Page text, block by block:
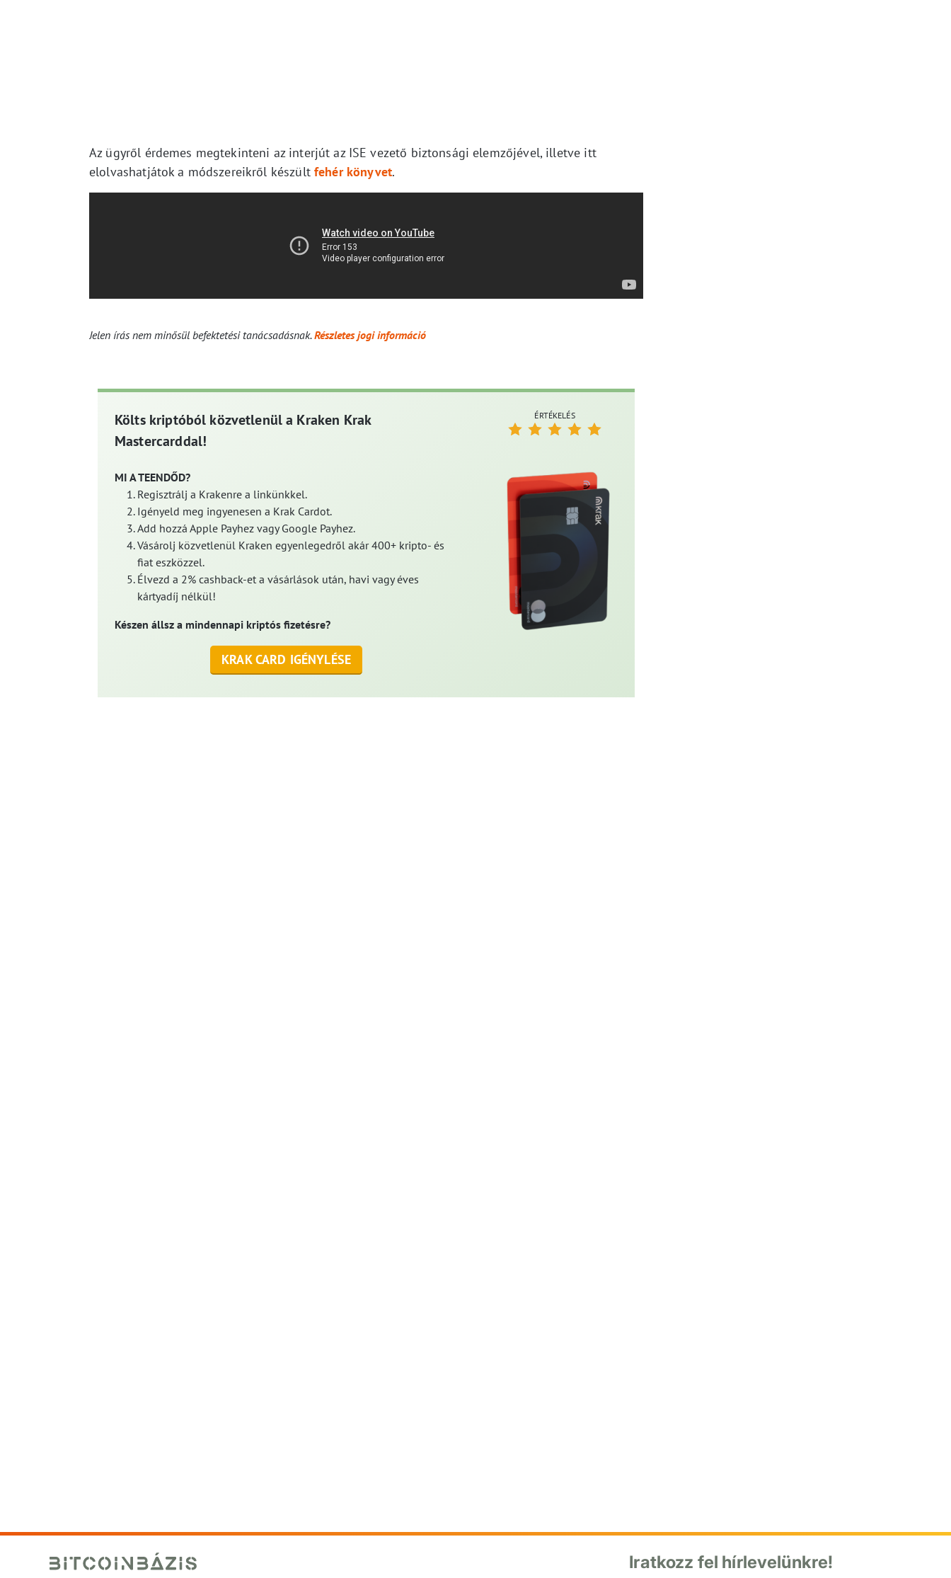
Az ügyről érdemes megtekinteni az interjút az ISE vezető biztonsági elemzőjével, illetve itt
elolvashatjátok a módszereikről készült fehér könyvet.
Jelen írás nem minősül befektetési tanácsadásnak.Részletes jogi információ
Költs kriptóból közvetlenül a Kraken Krak
Mastercarddal!
MI A TEENDŐD?
Regisztrálj a Krakenre a linkünkkel.
Igényeld meg ingyenesen a Krak Cardot.
Add hozzá Apple Payhez vagy Google Payhez.
Vásárolj közvetlenül Kraken egyenlegedről akár 400+ kripto- és
fiat eszközzel.
Élvezd a 2% cashback-et a vásárlások után, havi vagy éves
kártyadíj nélkül!
Készen állsz a mindennapi kriptós fizetésre?
KRAK CARD IGÉNYLÉSE
ÉRTÉKELÉS
Iratkozz fel hírlevelünkre!